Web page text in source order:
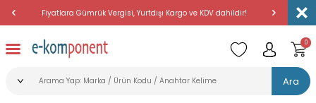
Fiyatlara Gümrük Vergisi, Yurtdışı Kargo ve KDV dahildir!
Ara
0